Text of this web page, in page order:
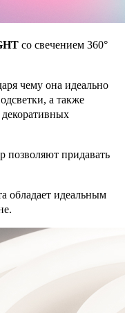
со свечением 360°
чему она идеально
а также
позволяют придавать
обладает идеальным